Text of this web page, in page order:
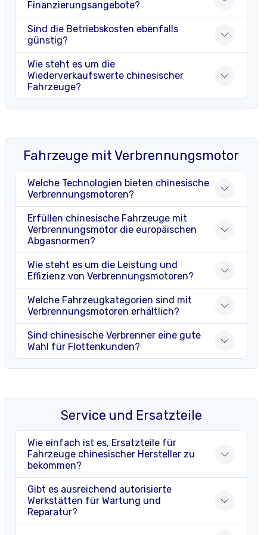
Finanzierungsangebote?
Sind die Betriebskosten ebenfalls
günstig?
Wie steht es um die
Wiederverkaufswerte chinesischer
Fahrzeuge?
Fahrzeuge mit Verbrennungsmotor
Welche Technologien bieten chinesische
Verbrennungsmotoren?
Erfüllen chinesische Fahrzeuge mit
Verbrennungsmotor die europäischen
Abgasnormen?
Wie steht es um die Leistung und
Effizienz von Verbrennungsmotoren?
Welche Fahrzeugkategorien sind mit
Verbrennungsmotoren erhältlich?
Sind chinesische Verbrenner eine gute
Wahl für Flottenkunden?
Service und Ersatzteile
Wie einfach ist es, Ersatzteile für
Fahrzeuge chinesischer Hersteller zu
bekommen?
Gibt es ausreichend autorisierte
Werkstätten für Wartung und
Reparatur?